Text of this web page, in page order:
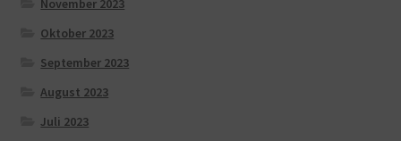
Oktober 2023
September 2023
August 2023
Juli 2023